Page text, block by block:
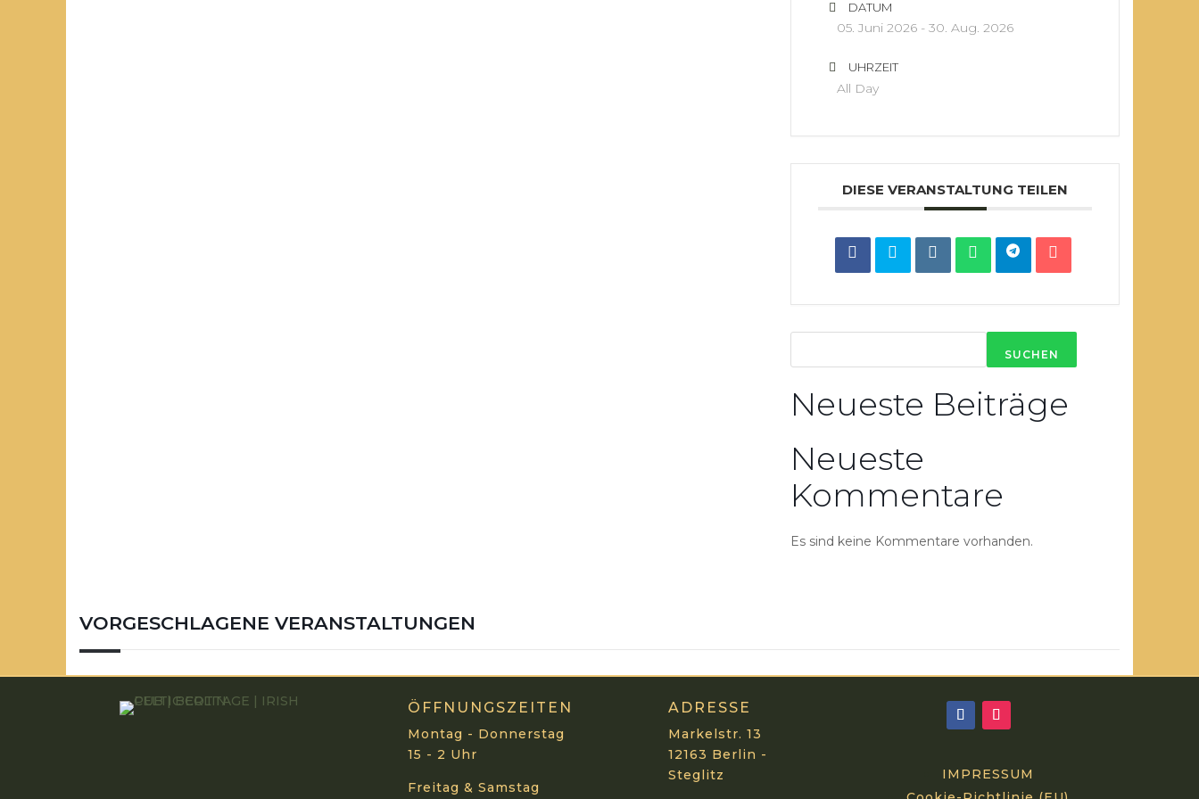
DATUM
05. Juni 2026 - 30. Aug. 2026
UHRZEIT
All Day
DIESE VERANSTALTUNG TEILEN
SUCHEN
Neueste Beiträge
Neueste
Kommentare
Es sind keine Kommentare vorhanden.
VORGESCHLAGENE VERANSTALTUNGEN
ÖFFNUNGSZEITEN
Montag - Donnerstag
15 - 2 Uhr
Freitag & Samstag
ADRESSE
Markelstr. 13
12163 Berlin -
Steglitz
IMPRESSUM